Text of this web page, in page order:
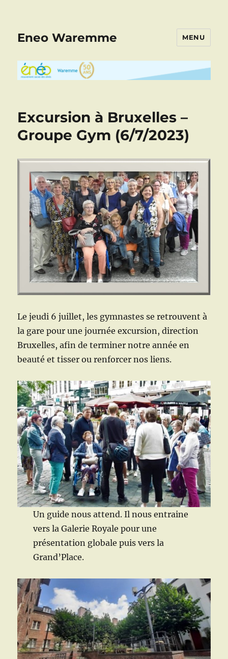
Eneo Waremme MENU
Excursion à Bruxelles –
Groupe Gym (6/7/2023)
Le jeudi 6 juillet, les gymnastes se retrouvent à
la gare pour une journée excursion, direction
Bruxelles, afin de terminer notre année en
beauté et tisser ou renforcer nos liens.
Un guide nous attend. Il nous entraine
vers la Galerie Royale pour une
présentation globale puis vers la
Grand’Place.